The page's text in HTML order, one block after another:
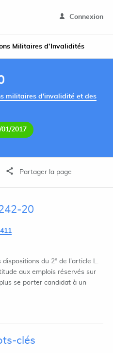
Connexion
Militaires d’Invalidités
militaires d'invalidité et des
01/2017
Partager la page
20
du 2° de l'article L.
aux emplois réservés sur
se porter candidat à un
clés